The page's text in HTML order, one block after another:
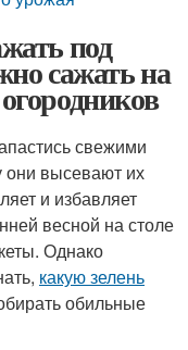
под
сажать на
свежими
они высевают их
и избавляет
весной на столе
Однако
какую зелень
обильные